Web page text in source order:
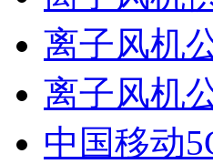
离子风机
离子风机
中国移动